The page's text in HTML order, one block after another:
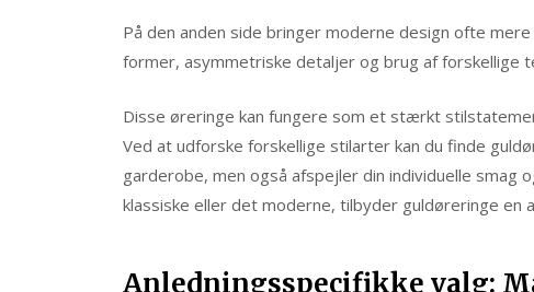
På den anden side bringer moderne design ofte
former, asymmetriske detaljer og brug af forskellige
Disse øreringe kan fungere som et stærkt
Ved at udforske forskellige stilarter kan du finde
garderobe, men også afspejler din individuelle
klassiske eller det moderne, tilbyder guldøreringe en
Anledningsspecifikke valg: